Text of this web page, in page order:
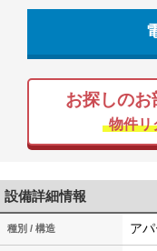
お探しの
物件リ
設備詳細情報
種別 / 構造 ア